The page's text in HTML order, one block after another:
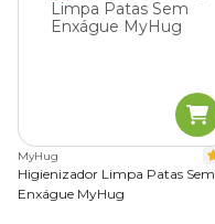
MyHug
Higienizador Limpa Patas Sem
Enxágue MyHug